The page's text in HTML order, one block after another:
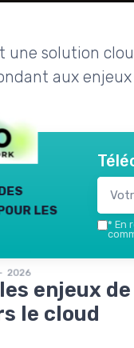
une solution
aux
les
2026
* En
enjeux
le cloud